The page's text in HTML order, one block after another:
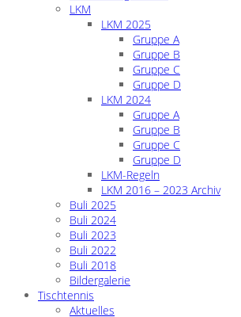
LKM
LKM 2025
Gruppe A
Gruppe B
Gruppe C
Gruppe D
LKM 2024
Gruppe A
Gruppe B
Gruppe C
Gruppe D
LKM-Regeln
LKM 2016 – 2023 Archiv
Buli 2025
Buli 2024
Buli 2023
Buli 2022
Buli 2018
Bildergalerie
Tischtennis
Aktuelles